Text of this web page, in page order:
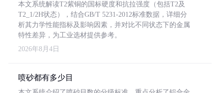
本文系统解读T2紫铜的国标硬度和抗拉强度（包括T2及
T2_1/2H状态），结合GB/T 5231-2012标准数据，详细分
析其力学性能指标及影响因素，并对比不同状态下的金属
特性差异，为工业选材提供参考。
2026年8月4日
喷砂都有多少目